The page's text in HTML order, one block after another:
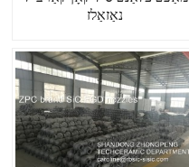
נאַזאַלז